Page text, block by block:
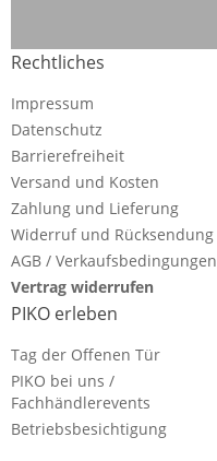
Rechtliches
Impressum
Datenschutz
Barrierefreiheit
Versand und Kosten
Zahlung und Lieferung
Widerruf und Rücksendung
AGB / Verkaufsbedingungen
Vertrag widerrufen
PIKO erleben
Tag der Offenen Tür
PIKO bei uns /
Fachhändlerevents
Betriebsbesichtigung